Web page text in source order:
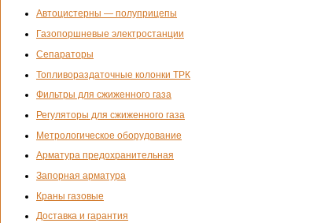
Автоцистерны — полуприцепы
Газопоршневые электростанции
Сепараторы
Топливораздаточные колонки ТРК
Фильтры для сжиженного газа
Регуляторы для сжиженного газа
Метрологическое оборудование
Арматура предохранительная
Запорная арматура
Краны газовые
Доставка и гарантия